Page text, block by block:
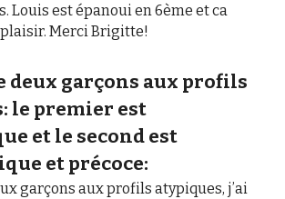
Louis est épanoui en 6ème et ca
Merci Brigitte!
deux garçons aux profils
le premier est
et le second est
et précoce:
garçons aux profils atypiques, j’ai